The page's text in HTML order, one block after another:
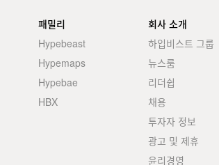
패밀리
Hypebeast
Hypemaps
Hypebae
HBX
회사 소개
하입비스트 그룹
뉴스룸
리더쉽
채용
투자자 정보
광고 및 제휴
윤리경영